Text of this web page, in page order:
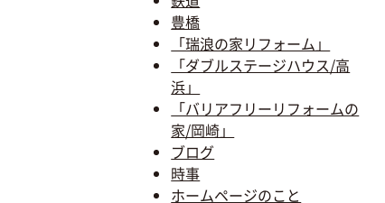
豊橋
「瑞浪の家リフォーム」
「ダブルステージハウス/高
浜」
「バリアフリーリフォームの
家/岡崎」
ブログ
時事
ホームページのこと